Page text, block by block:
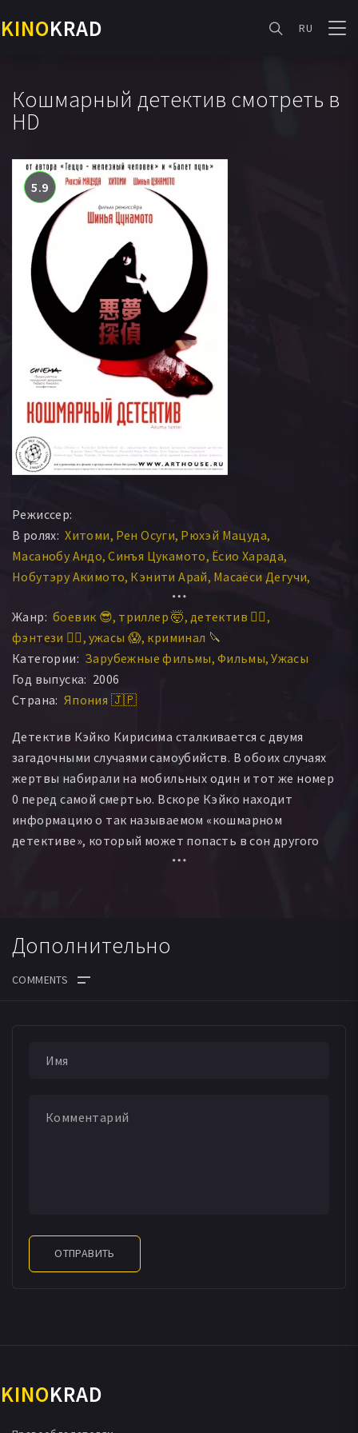
KINOKRAD RU
Кошмарный детектив смотреть в
HD
5.9
Режиссер:
В ролях: Хитоми Рен Осуги Рюхэй Мацуда
Масанобу Андо Синъя Цукамото Ёсио Харада
Нобутэру Акимото Кэнити Арай Масаёси Дегучи
Жанр: боевик 😎 триллер 🤯 детектив 🕵️‍♂️
фэнтези 🧝‍♂️ ужасы 😱 криминал 🔪
Категории: Зарубежные фильмы Фильмы Ужасы
Год выпуска: 2006
Страна: Япония 🇯🇵
Детектив Кэйко Кирисима сталкивается с двумя
загадочными случаями самоубийств. В обоих случаях
жертвы набирали на мобильных один и тот же номер
0 перед самой смертью. Вскоре Кэйко находит
информацию о так называемом «кошмарном
детективе», который может попасть в сон другого
Дополнительно
ОТПРАВИТЬ
KINOKRAD